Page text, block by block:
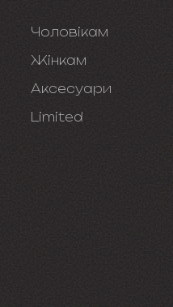
Чоловікам
Жінкам
Аксесуари
Limited